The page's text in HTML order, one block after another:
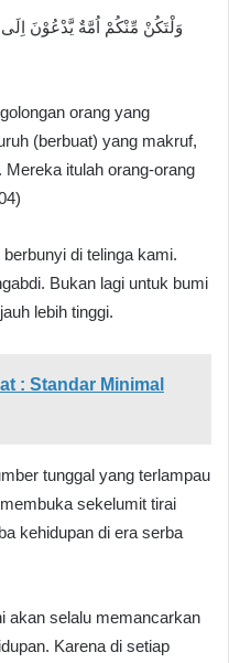
وَلْتَكُنْ مِّنْكُمْ اُمَّةٌ يَّدْعُوْنَ
orang yang
(berbuat) yang makruf,
itulah orang-orang
di telinga kami.
Bukan lagi untuk bumi
lebih tinggi.
: Standar Minimal
tunggal yang terlampau
sekelumit tirai
kehidupan di era serba
akan selalu memancarkan
Karena di setiap